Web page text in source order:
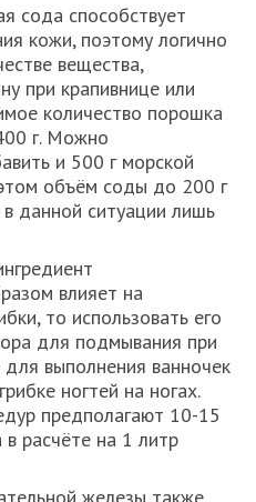
сода способствует
кожи, поэтому логично
вещества,
при крапивнице или
количество порошка
г. Можно
и 500 г морской
объём соды до 200 г
данной ситуации лишь
влияет на
то использовать его
для подмывания при
выполнения ванночек
ногтей на ногах.
предполагают 10-15
расчёте на 1 литр
железы также